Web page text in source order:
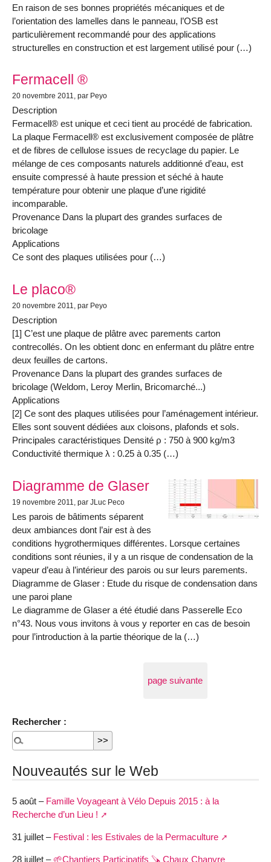
En raison de ses bonnes propriétés mécaniques et de
l’orientation des lamelles dans le panneau, l’OSB est
particulièrement recommandé pour des applications
structurelles en construction et est largement utilisé pour (…)
Fermacell ®
20 novembre 2011, par Peyo
Description
Fermacell® est unique et ceci tient au procédé de fabrication.
La plaque Fermacell® est exclusivement composée de plâtre
et de fibres de cellulose issues de recyclage du papier. Le
mélange de ces composants naturels additionné d’eau, est
ensuite compressé à haute pression et séché à haute
température pour obtenir une plaque d’une rigidité
incomparable.
Provenance Dans la plupart des grandes surfaces de
bricolage
Applications
Ce sont des plaques utilisées pour (…)
Le placo®
20 novembre 2011, par Peyo
Description
[1] C’est une plaque de plâtre avec parements carton
contrecollés. On les obtient donc en enfermant du plâtre entre
deux feuilles de cartons.
Provenance Dans la plupart des grandes surfaces de
bricolage (Weldom, Leroy Merlin, Bricomarché...)
Applications
[2] Ce sont des plaques utilisées pour l’aménagement intérieur.
Elles sont souvent dédiées aux cloisons, plafonds et sols.
Principales caractéristiques Densité ρ : 750 à 900 kg/m3
Conductivité thermique λ : 0.25 à 0.35 (…)
Diagramme de Glaser
19 novembre 2011, par JLuc Peco
Les parois de bâtiments séparent
deux ambiances dont l’air est à des
conditions hygrothermiques différentes. Lorsque certaines
conditions sont réunies, il y a un risque de condensation de la
vapeur d’eau à l’intérieur des parois ou sur leurs parements.
Diagramme de Glaser : Etude du risque de condensation dans
une paroi plane
Le diagramme de Glaser a été étudié dans Passerelle Eco
n°43. Nous vous invitons à vous y reporter en cas de besoin
pour l’introduction à la partie théorique de la (…)
page suivante
Rechercher :
Nouveautés sur le Web
5 août – Famille Voyageant à Vélo Depuis 2015 : à la
Recherche d’un Lieu !
31 juillet – Festival : les Estivales de la Permaculture
28 juillet – 🌱Chantiers Participatifs 🪚​ Chaux Chanvre